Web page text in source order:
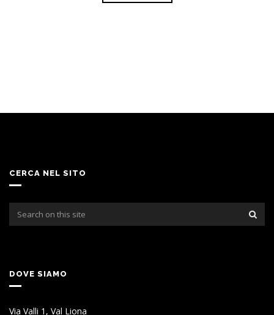
CERCA NEL SITO
DOVE SIAMO
Via Valli 1, Val Liona